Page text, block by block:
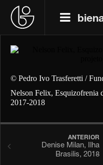
© Pedro Ivo Trasferetti /
Nelson Felix, Esquizofrenia
2017-2018
ANTERIOR
Denise Milan, Ilha
Brasilis, 2018